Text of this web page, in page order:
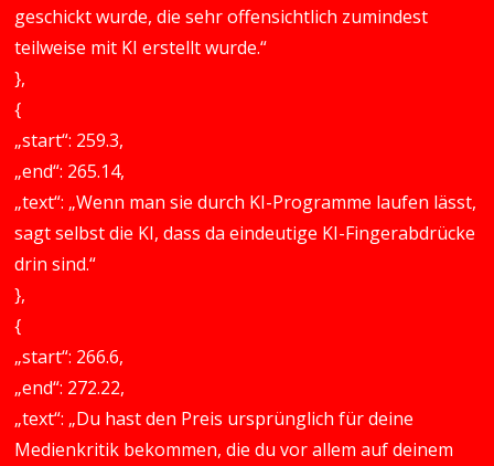
geschickt wurde, die sehr offensichtlich zumindest
teilweise mit KI erstellt wurde.“
},
{
„start“: 259.3,
„end“: 265.14,
„text“: „Wenn man sie durch KI-Programme laufen lässt,
sagt selbst die KI, dass da eindeutige KI-Fingerabdrücke
drin sind.“
},
{
„start“: 266.6,
„end“: 272.22,
„text“: „Du hast den Preis ursprünglich für deine
Medienkritik bekommen, die du vor allem auf deinem